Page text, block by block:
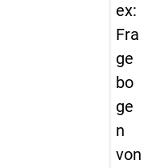
ex:
Fra
ge
bo
ge
n
von